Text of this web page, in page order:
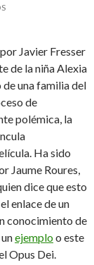
Javier Fresser
de la niña Alexia
de una familia del
de
polémica, la
Ha sido
Jaume Roures,
dice que esto
enlace de un
conocimiento de
ejemploo este
Opus Dei.